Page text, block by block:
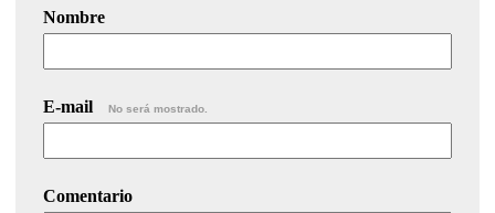
Nombre
E-mail No será mostrado.
Comentario